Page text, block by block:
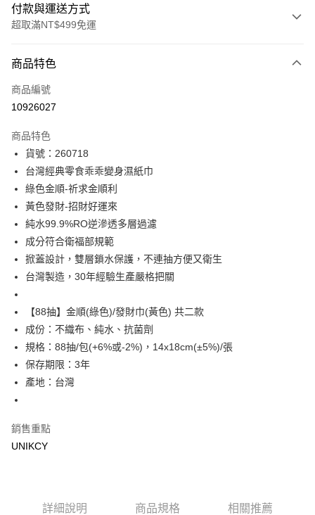
付款與運送方式
超取滿NT$499免運
icash Pay
信用卡一次付款
LINE Pay
Apple Pay
街口支付
悠遊付
Google Pay
7-11取貨付款［需3-5個工作天不含預購商品］
每筆NT$70，滿NT$499(含以上)免運費
每筆NT$70，滿NT$499(含以上)免運費
宅配［需2-3個工作天不含預購商品］
商品特色
商品編號
10926027
商品特色
貨號：260718
台灣經典零食乖乖變身濕紙巾
綠色金順-祈求金順利
黃色發財-招財好運來
純水99.9%RO逆滲透多層過濾
成分符合衛福部規範
掀蓋設計，雙層鎖水保護，不連抽方便又衛生
台灣製造，30年經驗生產嚴格把關
【88抽】金順(綠色)/發財巾(黃色) 共二款
成份：不織布、純水、抗菌劑
規格：88抽/包(+6%或-2%)，14x18cm(±5%)/張
保存期限：3年
產地：台灣
銷售重點
UNIKCY
詳細說明 商品規格 相關推薦